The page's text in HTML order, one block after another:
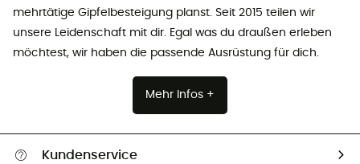
mehrtätige Gipfelbesteigung planst. Seit 2015 teilen wir
unsere Leidenschaft mit dir. Egal was du draußen erleben
möchtest, wir haben die passende Ausrüstung für dich.
Mehr Infos +
Kundenservice